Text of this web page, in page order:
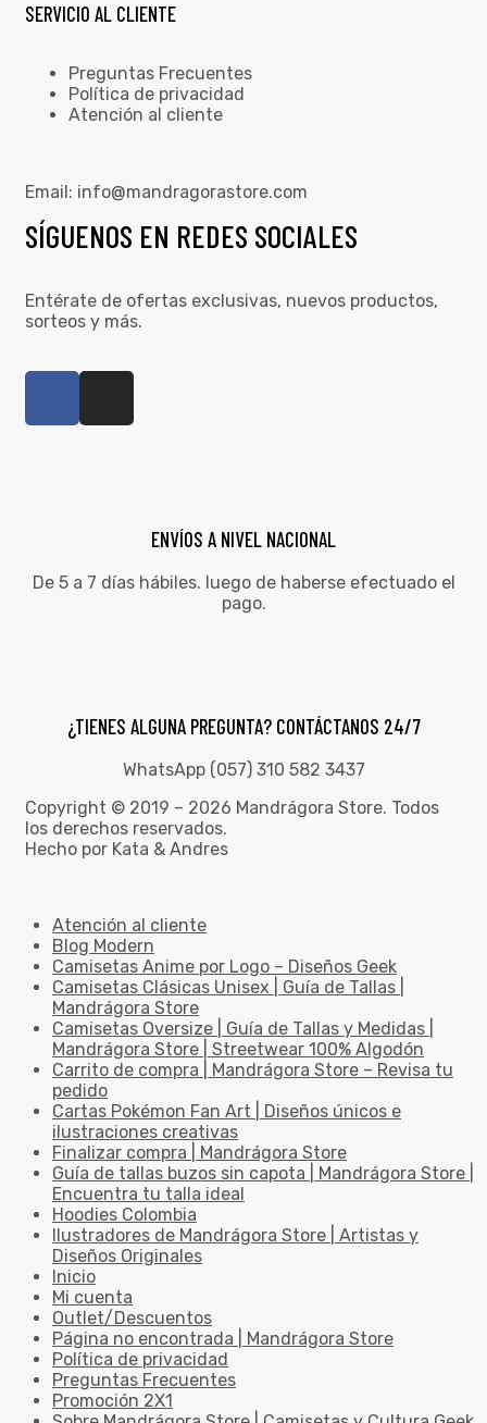
SERVICIO AL CLIENTE
Preguntas Frecuentes
Política de privacidad
Atención al cliente
Email: info@mandragorastore.com
SÍGUENOS EN REDES SOCIALES
Entérate de ofertas exclusivas, nuevos productos,
sorteos y más.
ENVÍOS A NIVEL NACIONAL
De 5 a 7 días hábiles. luego de haberse efectuado el
pago.
¿TIENES ALGUNA PREGUNTA? CONTÁCTANOS 24/7
WhatsApp (057) 310 582 3437
Copyright © 2019 – 2026 Mandrágora Store. Todos
los derechos reservados.
Hecho por Kata & Andres
Atención al cliente
Blog Modern
Camisetas Anime por Logo – Diseños Geek
Camisetas Clásicas Unisex | Guía de Tallas |
Mandrágora Store
Camisetas Oversize | Guía de Tallas y Medidas |
Mandrágora Store | Streetwear 100% Algodón
Carrito de compra | Mandrágora Store – Revisa tu
pedido
Cartas Pokémon Fan Art | Diseños únicos e
ilustraciones creativas
Finalizar compra | Mandrágora Store
Guía de tallas buzos sin capota | Mandrágora Store |
Encuentra tu talla ideal
Hoodies Colombia
Ilustradores de Mandrágora Store | Artistas y
Diseños Originales
Inicio
Mi cuenta
Outlet/Descuentos
Página no encontrada | Mandrágora Store
Política de privacidad
Preguntas Frecuentes
Promoción 2X1